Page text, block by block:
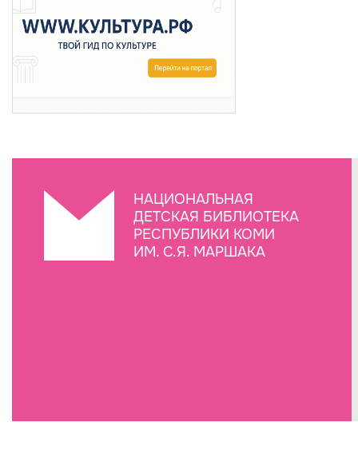
НАЦИОНАЛЬНАЯ
ДЕТСКАЯ БИБЛИОТЕКА
РЕСПУБЛИКИ КОМИ
ИМ. С.Я. МАРШАКА